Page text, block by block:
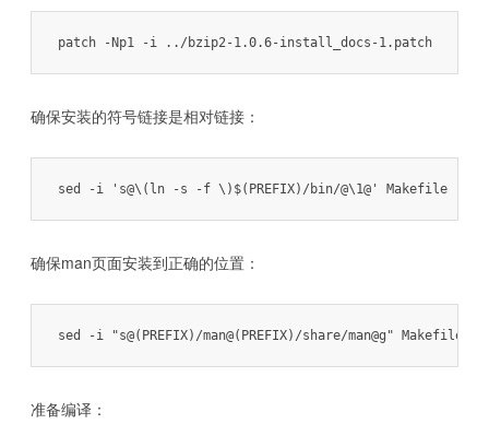
patch -Np1 -i ../bzip2-1.0.6-install_docs-1.patch
确保安装的符号链接是相对链接：
sed -i 's@\(ln -s -f \)$(PREFIX)/bin/@\1@' Makefile
确保man页面安装到正确的位置：
sed -i "s@(PREFIX)/man@(PREFIX)/share/man@g" Makefile
准备编译：